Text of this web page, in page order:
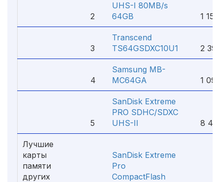
2
UHS-I 80MB/s
64GB
1
3
Transcend
TS64GSDXC10U1
2
4
Samsung MB-
MC64GA
1
5
SanDisk Extreme
PRO SDHC/SDXC
UHS-II
8
Лучшие
карты
памяти
других
SanDisk Extreme
Pro
CompactFlash